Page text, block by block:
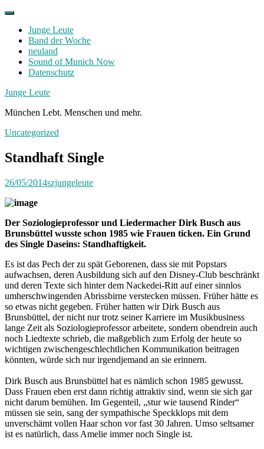
Skip
contentJunge Leute
Band der Woche
neuland
Sound of Munich Now
Datenschutz
Facebook
Twitter
Instagram
Junge Leute
München Lebt. Menschen und mehr.
Uncategorized
Standhaft Single
26/05/2014szjungeleute
Der Soziologieprofessor und Liedermacher Dirk Busch aus
Brunsbüttel wusste schon 1985 wie Frauen ticken. Ein Grund
des Single Daseins: Standhaftigkeit.
Es ist das Pech der zu spät Geborenen, dass sie mit Popstars
aufwachsen, deren Ausbildung sich auf den Disney-Club beschränkt
und deren Texte sich hinter dem Nackedei-Ritt auf einer sinnlos
umherschwingenden Abrissbirne verstecken müssen. Früher hätte es
so etwas nicht gegeben. Früher hatten wir Dirk Busch aus
Brunsbüttel, der nicht nur trotz seiner Karriere im Musikbusiness
lange Zeit als Soziologieprofessor arbeitete, sondern obendrein auch
noch Liedtexte schrieb, die maßgeblich zum Erfolg der heute so
wichtigen zwischengeschlechtlichen Kommunikation beitragen
könnten, würde sich nur irgendjemand an sie erinnern.
Dirk Busch aus Brunsbüttel hat es nämlich schon 1985 gewusst.
Dass Frauen eben erst dann richtig attraktiv sind, wenn sie sich gar
nicht darum bemühen. Im Gegenteil, „stur wie tausend Rinder“
müssen sie sein, sang der sympathische Speckklops mit dem
unverschämt vollen Haar schon vor fast 30 Jahren. Umso seltsamer
ist es natürlich, dass Amelie immer noch Single ist.